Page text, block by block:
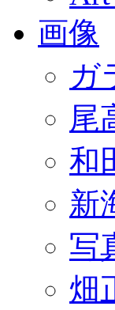
画像
ガ
尾
和
新
写
畑